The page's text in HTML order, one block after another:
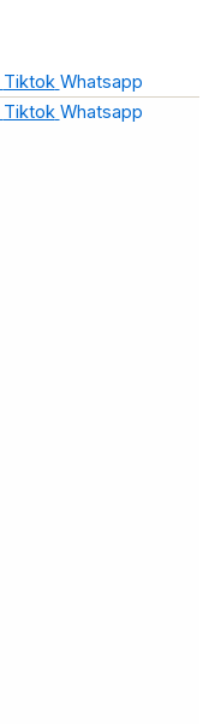
Tiktok Whatsapp
Tiktok Whatsapp